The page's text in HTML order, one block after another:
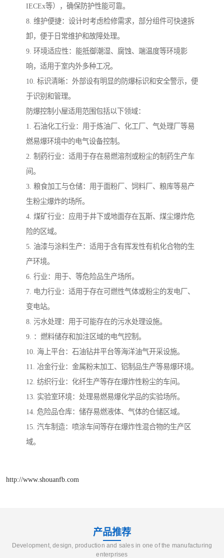
IECEx等），确保防护性能可靠。
8. 维护便捷：设计时考虑检修需求，部分组件可快速拆
卸，便于日常维护和故障处理。
9. 环境适应性：能抵御潮湿、腐蚀、端温度等环境影
响，适用于室内外多种工况。
10. 标识清晰：外部设有明显的防爆标识和安全警示，便
于识别和管理。
防爆控制小屋适用范围包括以下领域：
1. 石油化工行业：用于炼油厂、化工厂、气处理厂等易
燃易爆环境中的电气设备控制。
2. 制药行业：适用于存在易燃溶剂或粉尘的制药生产车
间。
3. 粮食加工与仓储：用于面粉厂、饲料厂、粮库等易产
生粉尘爆炸的场所。
4. 煤矿行业：应用于井下或地面存在瓦斯、煤尘爆炸危
险的区域。
5. 油漆与涂料生产：适用于含有挥发性有机化合物的生
产环境。
6. 行业：用于、等危险品生产场所。
7. 电力行业：适用于存在可燃性气体或粉尘的发电厂、
变电站。
8. 污水处理：用于可能存在的污水处理设施。
9. ：燃料储存和加注区域的电气控制。
10. 海上平台：石油钻井平台等海洋油气开采设施。
11. 冶金行业：金属粉末加工、铝制品生产等易爆环境。
12. 纺织行业：化纤生产等存在爆炸性粉尘的车间。
13. 实验室环境：处理易燃易爆化学品的实验场所。
14. 危险品仓库：储存易燃液体、气体的仓储区域。
15. 汽车制造：喷涂车间等存在爆炸性混合物的生产区
域。
http://www.shouanfb.com
产品推荐
Development, design, production and sales in one of the manufacturing
enterprises